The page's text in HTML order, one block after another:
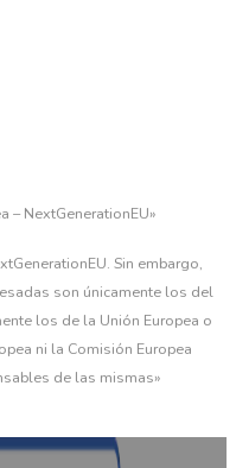
– NextGenerationEU»
Sin embargo,
son únicamente los del
los de la Unión Europea o
ni la Comisión Europea
de las mismas»